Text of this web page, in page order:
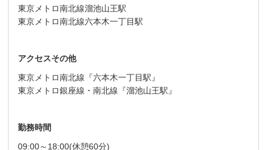
東京メトロ南北線溜池山王駅
東京メトロ南北線六本木一丁目駅
アクセスその他
東京メトロ南北線『六本木一丁目駅』
東京メトロ銀座線・南北線『溜池山王駅』
勤務時間
09:00～18:00(休憩60分)